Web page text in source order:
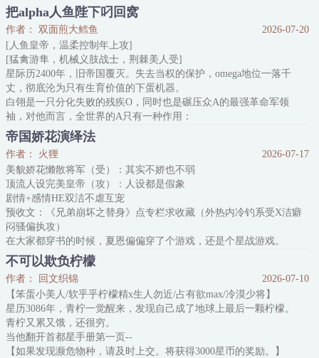
废了渣A的等级、掏了渣A的腺体、断了渣A的腿骨，一举揭露了渣A
的叛国证据，将人送去垃圾星流放。
回忆完剧情，虞千雁心有余悸，腺体腿骨都隐隐作痛。
目前剧情进行到渣A跟娇妻订婚的节点，为了改写
把alpha人鱼陛下叼回窝
作者： 双面煎大鳕鱼
2026-07-20
[人鱼皇帝，温柔控制年上攻]
[猛禽游隼，机械义肢战士，荆棘美人受]
星际历2400年，旧帝国覆灭。失去当权的保护，omega地位一落千
丈，彻底沦为只有生育价值的下蛋机器。
白翎是一只分化失败的残疾O，同时也是碾压众A的最强革命军领
袖，对他而言，全世界的A只有一种作用：
“满足我需求的军需品罢了。”
重生回19岁后，白翎发现，只要自己潜入皇宫干掉新君，帝国就还有
救！
他不知道的是，自己所敬仰的人鱼先皇并没有死，而是被囚在皇宫深
处，精神力枯竭且双目失明。
白翎错把先皇A当成了皇后O，和金发粲然
帝国娇花演绎法
作者： 火狸
2026-07-17
美貌娇花懒散将军（受）：其实不娇也不弱
顶流人设完美皇帝（攻）：人设都是假象
剧情+感情HE双洁不虐互宠
预收文：《兄弟崩坏之替身》点专栏求收藏（外热内冷钓系受X洁癖
闷骚偏执攻）
在大家都穿书的时候，夏恩偏偏穿了个游戏，还是个星战游戏。
别人穿书逆袭炸裂，他的游戏结局世界全灭。
别人有系统，他也有系统，不过是野生系统。
别人参加直播真人秀是涨粉的，他参加真人秀是砸场让人上坟的。
别人撒娇卖萌白切黑，攻略反派，他撕下娇花人设，立一个强强，结
果被反派攻略……不对，被反派操练……
夏恩：够了吧
不可以欺负柠檬
作者： 回文织锦
2026-07-10
【笨蛋小美人/软乎乎柠檬精x生人勿近/占有欲max/冷漠少将】
星历3086年，青柠一觉醒来，发现自己成了地球上最后一颗柠檬。
青柠又累又饿，还很穷。
当他翻开首都星手册第一页--
【如果发现濒危物种，请及时上交。将获得3000星币的奖励。】